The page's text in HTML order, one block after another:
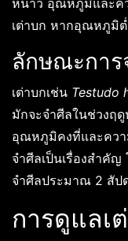
หนาว อุณหภูมิและค
เต่าบก หากอุณหภูมิต่
ลักษณะการ
เต่าบกเช่น Testudo
มักจะจำศีลในช่วงฤ
อุณหภูมิคงที่และควา
จำศีลเป็นเรื่องสำคั
จำศีลประมาณ 2 สัป
การดูแลเ